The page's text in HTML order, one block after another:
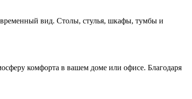
вид. Столы, стулья, шкафы, тумбы и
комфорта в вашем доме или офисе. Благодаря